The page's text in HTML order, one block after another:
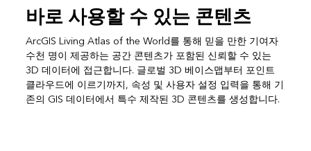
바로 사용할 수 있는 콘텐츠
ArcGIS Living Atlas of the World를 통해 믿을 만한 기여자
수천 명이 제공하는 공간 콘텐츠가 포함된 신뢰할 수 있는
3D 데이터에 접근합니다. 글로벌 3D 베이스맵부터 포인트
클라우드에 이르기까지, 속성 및 사용자 설정 입력을 통해 기
존의 GIS 데이터에서 특수 제작된 3D 콘텐츠를 생성합니다.